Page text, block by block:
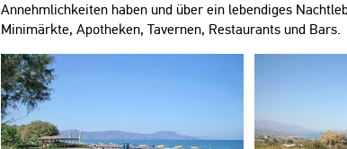
Annehmlichkeiten haben und über ein lebendiges
Minimärkte, Apotheken, Tavernen, Restaurants und Bars.